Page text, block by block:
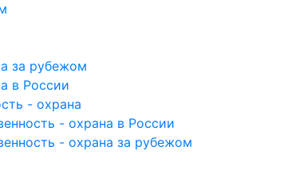
за рубежом
в России
- охрана
- охрана в России
- охрана за рубежом